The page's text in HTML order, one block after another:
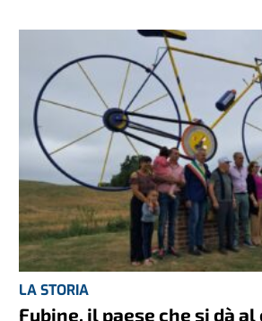
LA STORIA
Fubine, il paese che si dà